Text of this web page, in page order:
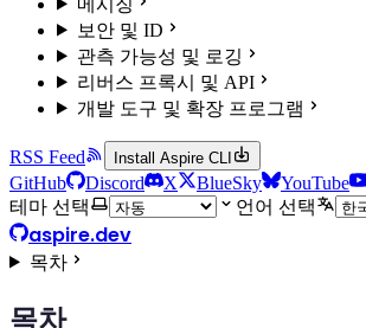
보안 및 ID
관측 가능성 및 로깅
리버스 프록시 및 API
개발 도구 및 확장 프로그램
RSS Feed Install Aspire CLI
GitHub Discord X BlueSky YouTube
테마 선택
언어 선택
aspire.dev
목차
목차